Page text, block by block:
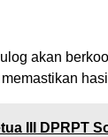
akan
III DPRPT